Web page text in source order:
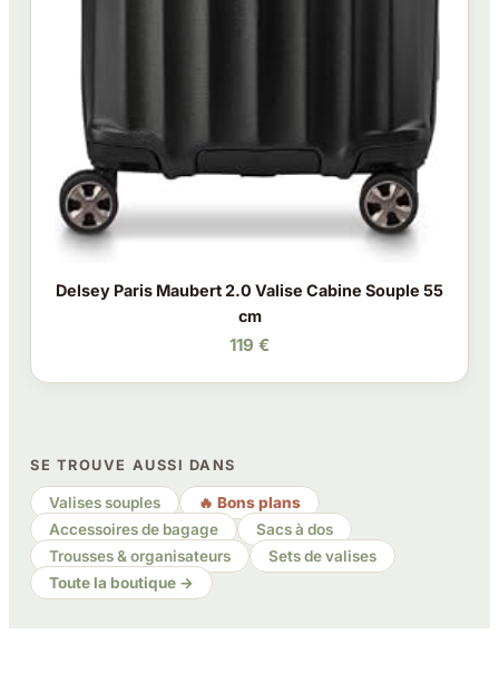
Delsey Paris Maubert 2.0 Valise Cabine Souple 55
cm
119 €
SE TROUVE AUSSI DANS
Valises souples
🔥 Bons plans
Accessoires de bagage
Sacs à dos
Trousses & organisateurs
Sets de valises
Toute la boutique →